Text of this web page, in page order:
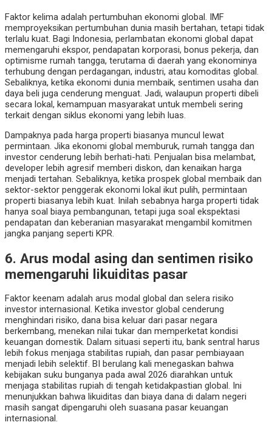
Faktor kelima adalah pertumbuhan ekonomi global. IMF
memproyeksikan pertumbuhan dunia masih bertahan, tetapi tidak
terlalu kuat. Bagi Indonesia, perlambatan ekonomi global dapat
memengaruhi ekspor, pendapatan korporasi, bonus pekerja, dan
optimisme rumah tangga, terutama di daerah yang ekonominya
terhubung dengan perdagangan, industri, atau komoditas global.
Sebaliknya, ketika ekonomi dunia membaik, sentimen usaha dan
daya beli juga cenderung menguat. Jadi, walaupun properti dibeli
secara lokal, kemampuan masyarakat untuk membeli sering
terkait dengan siklus ekonomi yang lebih luas.
Dampaknya pada harga properti biasanya muncul lewat
permintaan. Jika ekonomi global memburuk, rumah tangga dan
investor cenderung lebih berhati-hati. Penjualan bisa melambat,
developer lebih agresif memberi diskon, dan kenaikan harga
menjadi tertahan. Sebaliknya, ketika prospek global membaik dan
sektor-sektor penggerak ekonomi lokal ikut pulih, permintaan
properti biasanya lebih kuat. Inilah sebabnya harga properti tidak
hanya soal biaya pembangunan, tetapi juga soal ekspektasi
pendapatan dan keberanian masyarakat mengambil komitmen
jangka panjang seperti KPR.
6. Arus modal asing dan sentimen risiko
memengaruhi likuiditas pasar
Faktor keenam adalah arus modal global dan selera risiko
investor internasional. Ketika investor global cenderung
menghindari risiko, dana bisa keluar dari pasar negara
berkembang, menekan nilai tukar dan memperketat kondisi
keuangan domestik. Dalam situasi seperti itu, bank sentral harus
lebih fokus menjaga stabilitas rupiah, dan pasar pembiayaan
menjadi lebih selektif. BI berulang kali menegaskan bahwa
kebijakan suku bunganya pada awal 2026 diarahkan untuk
menjaga stabilitas rupiah di tengah ketidakpastian global. Ini
menunjukkan bahwa likuiditas dan biaya dana di dalam negeri
masih sangat dipengaruhi oleh suasana pasar keuangan
internasional.